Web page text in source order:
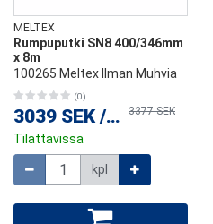
MELTEX
Rumpuputki SN8 400/346mm
x 8m
100265 Meltex Ilman Muhvia
(0)
3039 SEK / kpl3377 SEK
Tilattavissa
kpl